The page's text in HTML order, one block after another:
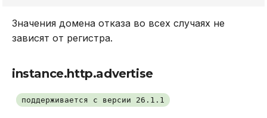
Значения домена отказа во всех случаях не
зависят от регистра.
instance.http.advertise
поддерживается с версии 26.1.1